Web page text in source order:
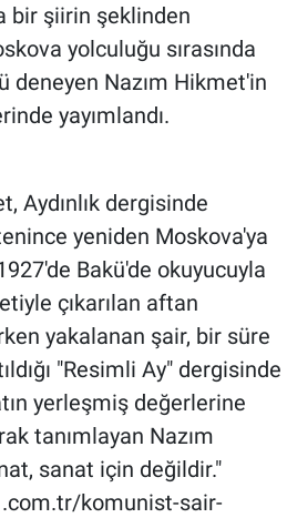
bir şiirin şeklinden
yolculuğu sırasında
deneyen Nazım Hikmet'in
yayımlandı.
Aydınlık dergisinde
yeniden Moskova'ya
Bakü'de okuyucuyla
çıkarılan aftan
yakalanan şair, bir süre
"Resimli Ay" dergisinde
yerleşmiş değerlerine
tanımlayan Nazım
sanat için değildir."
komunist-sair-